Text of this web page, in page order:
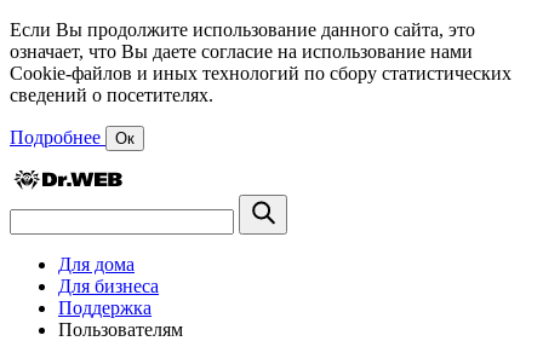
Если Вы продолжите использование данного сайта, это
означает, что Вы даете согласие на использование нами
Cookie-файлов и иных технологий по сбору статистических
сведений о посетителях.
Подробнее Ок
Для дома
Для бизнеса
Поддержка
Пользователям